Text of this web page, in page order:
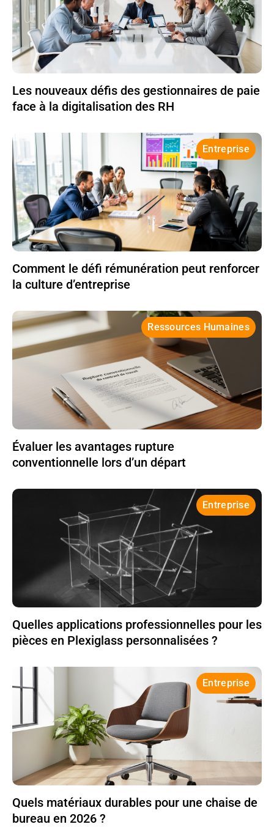
Les nouveaux défis des gestionnaires de paie
face à la digitalisation des RH
Entreprise
Comment le défi rémunération peut renforcer
la culture d’entreprise
Ressources Humaines
Évaluer les avantages rupture
conventionnelle lors d’un départ
Entreprise
Quelles applications professionnelles pour les
pièces en Plexiglass personnalisées ?
Entreprise
Quels matériaux durables pour une chaise de
bureau en 2026 ?